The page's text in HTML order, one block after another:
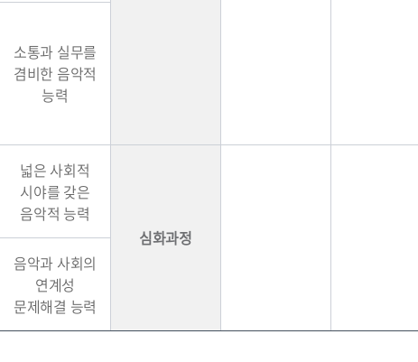
소통과 실무를
겸비한 음악적
능력
넓은 사회적
시야를 갖은
음악적 능력
심화과정
음악과 사회의
연계성
문제해결 능력